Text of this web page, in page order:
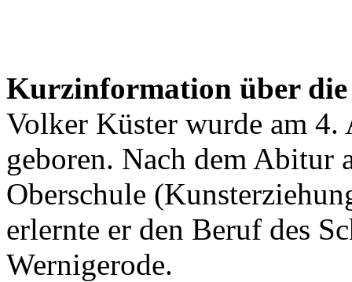
Kurzinformation über die
Volker Küster wurde am
geboren. Nach dem Abitur
Oberschule
erlernte er den Beruf des
Wernigerode.